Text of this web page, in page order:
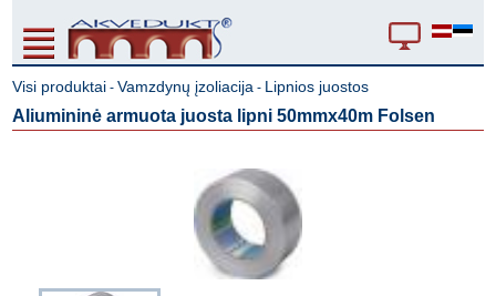
Visi produktai -Vamzdynų įzoliacija - Lipnios juostos
Aliumininė armuota juosta lipni 50mmx40m Folsen